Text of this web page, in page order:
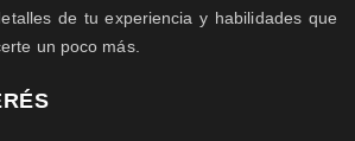
de tu experiencia y habilidades que
un poco más.